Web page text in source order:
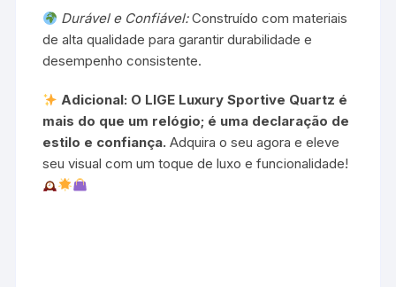
Durável e Confiável:Construído com materiais
de alta qualidade para garantir durabilidade e
desempenho consistente.
Adicional: O LIGE Luxury Sportive Quartz é
mais do que um relógio; é uma declaração de
estilo e confiança. Adquira o seu agora e eleve
seu visual com um toque de luxo e funcionalidade!